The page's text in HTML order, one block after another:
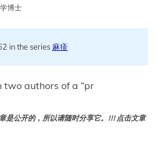
博士
in the series 麻疹
two authors of a “pr
是公开的，所以请随时分享它。!!! 点击文章